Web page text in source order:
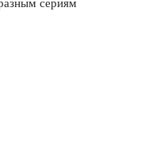
сериям